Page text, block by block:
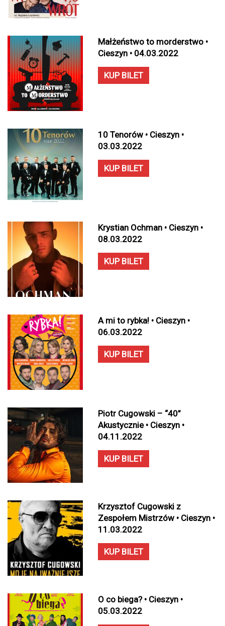
Małżeństwo to morderstwo •
Cieszyn • 04.03.2022
KUP BILET
10 Tenorów • Cieszyn •
03.03.2022
KUP BILET
Krystian Ochman • Cieszyn •
08.03.2022
KUP BILET
A mi to rybka! • Cieszyn •
06.03.2022
KUP BILET
Piotr Cugowski – “40”
Akustycznie • Cieszyn •
04.11.2022
KUP BILET
Krzysztof Cugowski z
Zespołem Mistrzów • Cieszyn •
11.03.2022
KUP BILET
O co biega? • Cieszyn •
05.03.2022